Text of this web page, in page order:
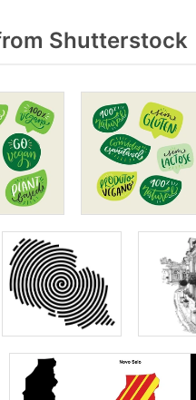
Shutterstock